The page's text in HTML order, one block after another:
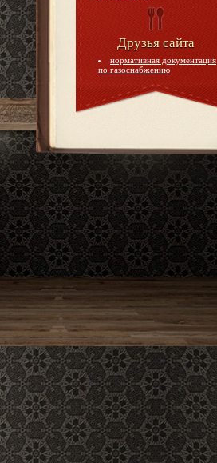
Друзья сайта
нормативная документация
по газоснабжению